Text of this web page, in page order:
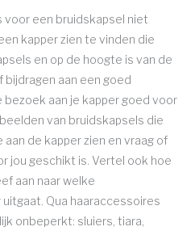
voor een bruidskapsel niet
kapper zien te vinden die
en op de hoogte is van de
aan een goed
aan je kapper goed voor
van bruidskapsels die
de kapper zien en vraag of
jou geschikt is. Vertel ook hoe
aan naar welke
Qua haaraccessoires
onbeperkt: sluiers, tiara,